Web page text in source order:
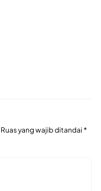
Ruas yang wajib ditandai *